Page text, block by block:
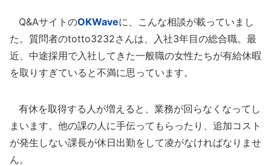
Q&AサイトのOKWaveに、こんな相談が載っていまし
た。質問者のtotto3232さんは、入社3年目の総合職。最
近、中途採用で入社してきた一般職の女性たちが有給休暇
を取りすぎていると不満に思っています。
有休を取得する人が増えると、業務が回らなくなってし
まいます。他の課の人に手伝ってもらったり、追加コスト
が発生しない課長が休日出勤をして凌がなければなりませ
ん。